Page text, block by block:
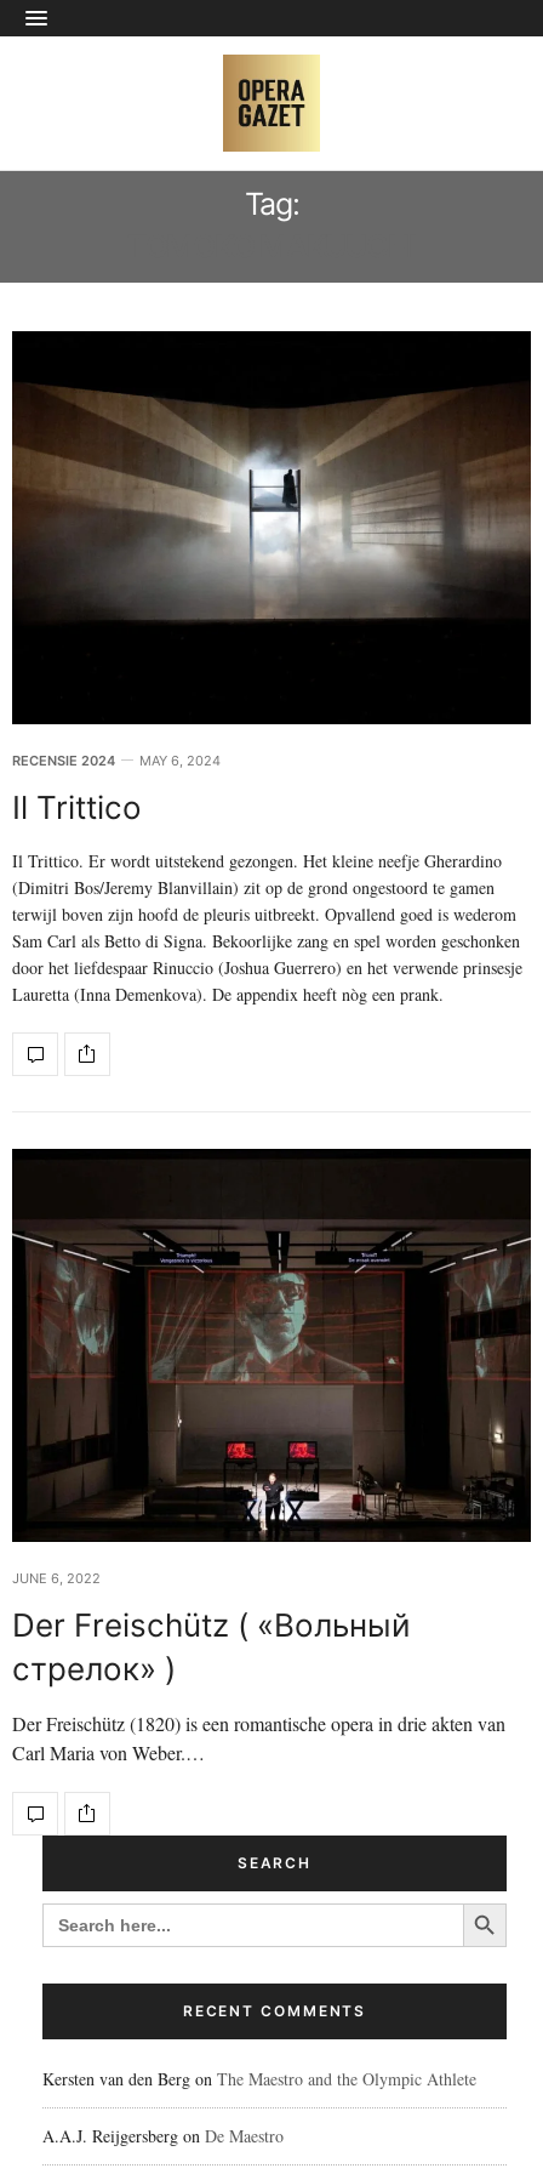
Tag:
RECENSIE 2024 MAY 6, 2024
Il Trittico
Il Trittico. Er wordt uitstekend gezongen. Het kleine neefje Gherardino
(Dimitri Bos/Jeremy Blanvillain) zit op de grond ongestoord te gamen
terwijl boven zijn hoofd de pleuris uitbreekt. Opvallend goed is wederom
Sam Carl als Betto di Signa. Bekoorlijke zang en spel worden geschonken
door het liefdespaar Rinuccio (Joshua Guerrero) en het verwende prinsesje
Lauretta (Inna Demenkova). De appendix heeft nòg een prank.
JUNE 6, 2022
Der Freischütz ( «Вольный
стрелок» )
Der Freischütz (1820) is een romantische opera in drie akten van
Carl Maria von Weber.…
SEARCH
SEARCH
FOR:
Search Button
RECENT COMMENTS
Kersten van den Berg on The Maestro and the Olympic Athlete
A.A.J. Reijgersberg on De Maestro